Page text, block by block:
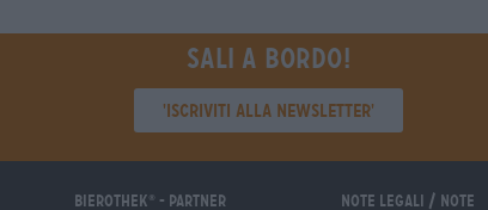
Sali a bordo!
'Iscriviti alla newsletter'
Bierothek - Partner Note legali / Note